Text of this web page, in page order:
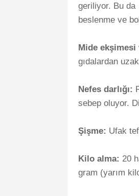
geriliyor. Bu
beslenme ve
Mide ekşimesi
gıdalardan
Nefes darlığı:
sebep oluyor.
Şişme: Ufak
Kilo alma: 20
gram (yarım